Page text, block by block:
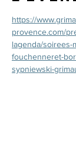
https://
provence.com/
lagenda/soirees-
fouchenneret-
sypniewski-